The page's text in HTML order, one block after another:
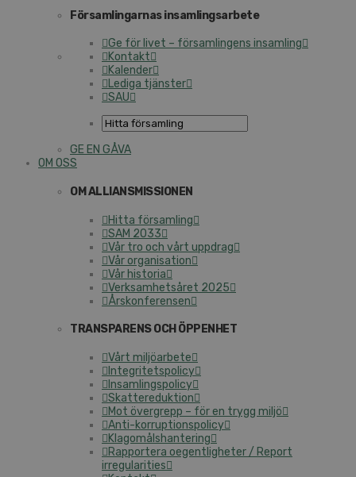
Församlingarnas insamlingsarbete
Ge för livet – församlingens insamling
Kontakt
Kalender
Lediga tjänster
SAU
GE EN GÅVA
OM OSS
OM ALLIANSMISSIONEN
Hitta församling
SAM 2033
Vår tro och vårt uppdrag
Vår organisation
Vår historia
Verksamhetsåret 2025
Årskonferensen
TRANSPARENS OCH ÖPPENHET
Vårt miljöarbete
Integritetspolicy
Insamlingspolicy
Skattereduktion
Mot övergrepp – för en trygg miljö
Anti-korruptionspolicy
Klagomålshantering
Rapportera oegentligheter / Report
irregularities